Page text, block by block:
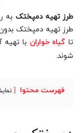
طرز تهیه دمپختکبه
طرز تهیه دمپختک
تا گیاه خواران با
شوند.
فهرست محتوا